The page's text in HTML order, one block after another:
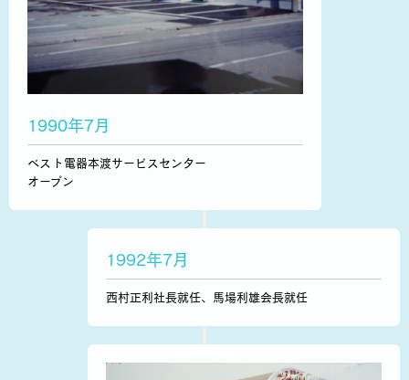
1990年7月
ベスト電器本渡サービスセンター
オープン
1992年7月
西村正利社長就任、馬場利雄会長就任